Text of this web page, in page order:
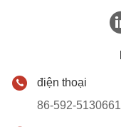
điện thoại
86-592-5130661